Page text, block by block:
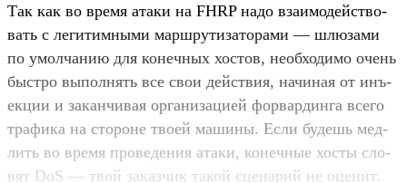
Так как во вре­мя ата­ки на FHRP надо вза­имо­дей­ство­
вать с легитим­ными мар­шру­тиза­тора­ми — шлю­зами
по умол­чанию для конеч­ных хос­тов, необ­ходимо очень
быс­тро выпол­нять все свои дей­ствия, начиная от инъ­
екции и закан­чивая орга­низа­цией фор­вардин­га все­го
тра­фика на сто­роне тво­ей машины. Если будешь мед­
лить во вре­мя про­веде­ния ата­ки, конеч­ные хос­ты сло­
вят DoS — твой заказ­чик такой сце­нарий не оце­нит.